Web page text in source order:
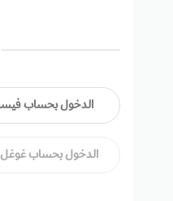
الدخول بحساب
الدخول بحساب غوغل